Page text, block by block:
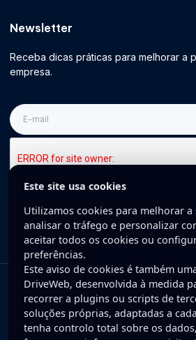
Newsletter
Receba dicas práticas para melhorar a
empresa.
E-
mail
Inscreva-se
Copyright © 2025 DriveWeb. Todos os
por DriveWeb.
Política de Privacidade
Este site usa cookies
Utilizamos cookies para melhorar a
analisar o tráfego e personalizar
aceitar todos os cookies ou
preferências.
Este aviso de cookies é também
DriveWeb, desenvolvida à medida
recorrer a plugins ou scripts de
soluções próprias, adaptadas a
tenha controlo total sobre os